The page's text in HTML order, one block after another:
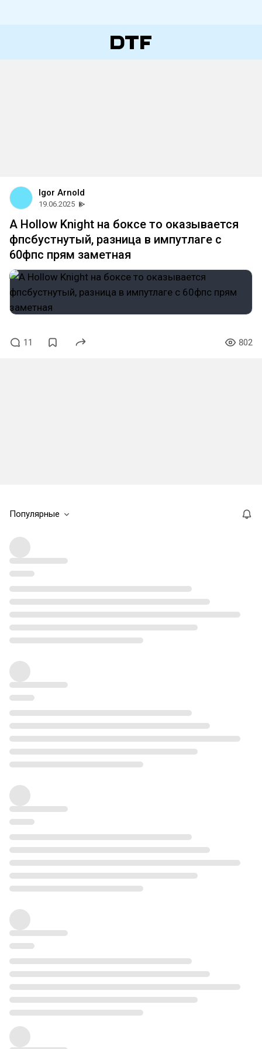
Igor Arnold
19.06.2025
А Hollow Knight на боксе то оказывается
фпсбустнутый, разница в импутлаге с
60фпс прям заметная
11 802
Популярные